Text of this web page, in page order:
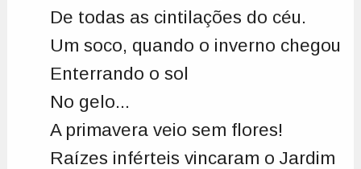
De todas as cintilações do céu.
Um soco, quando o inverno chegou
Enterrando o sol
No gelo...
A primavera veio sem flores!
Raízes inférteis vincaram o Jardim